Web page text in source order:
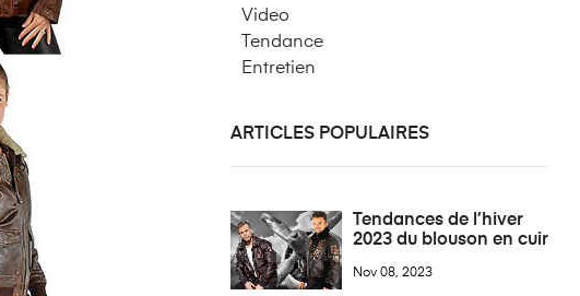
Video
Tendance
Entretien
ARTICLES POPULAIRES
Tendances de l’hiver
2023 du blouson en cuir
Nov 08, 2023